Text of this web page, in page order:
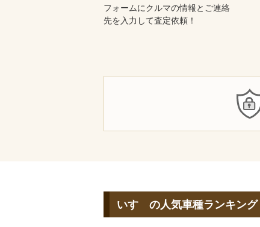
フォームにクルマの情報とご連絡
先を入力して査定依頼！
いすゞの人気車種ランキング